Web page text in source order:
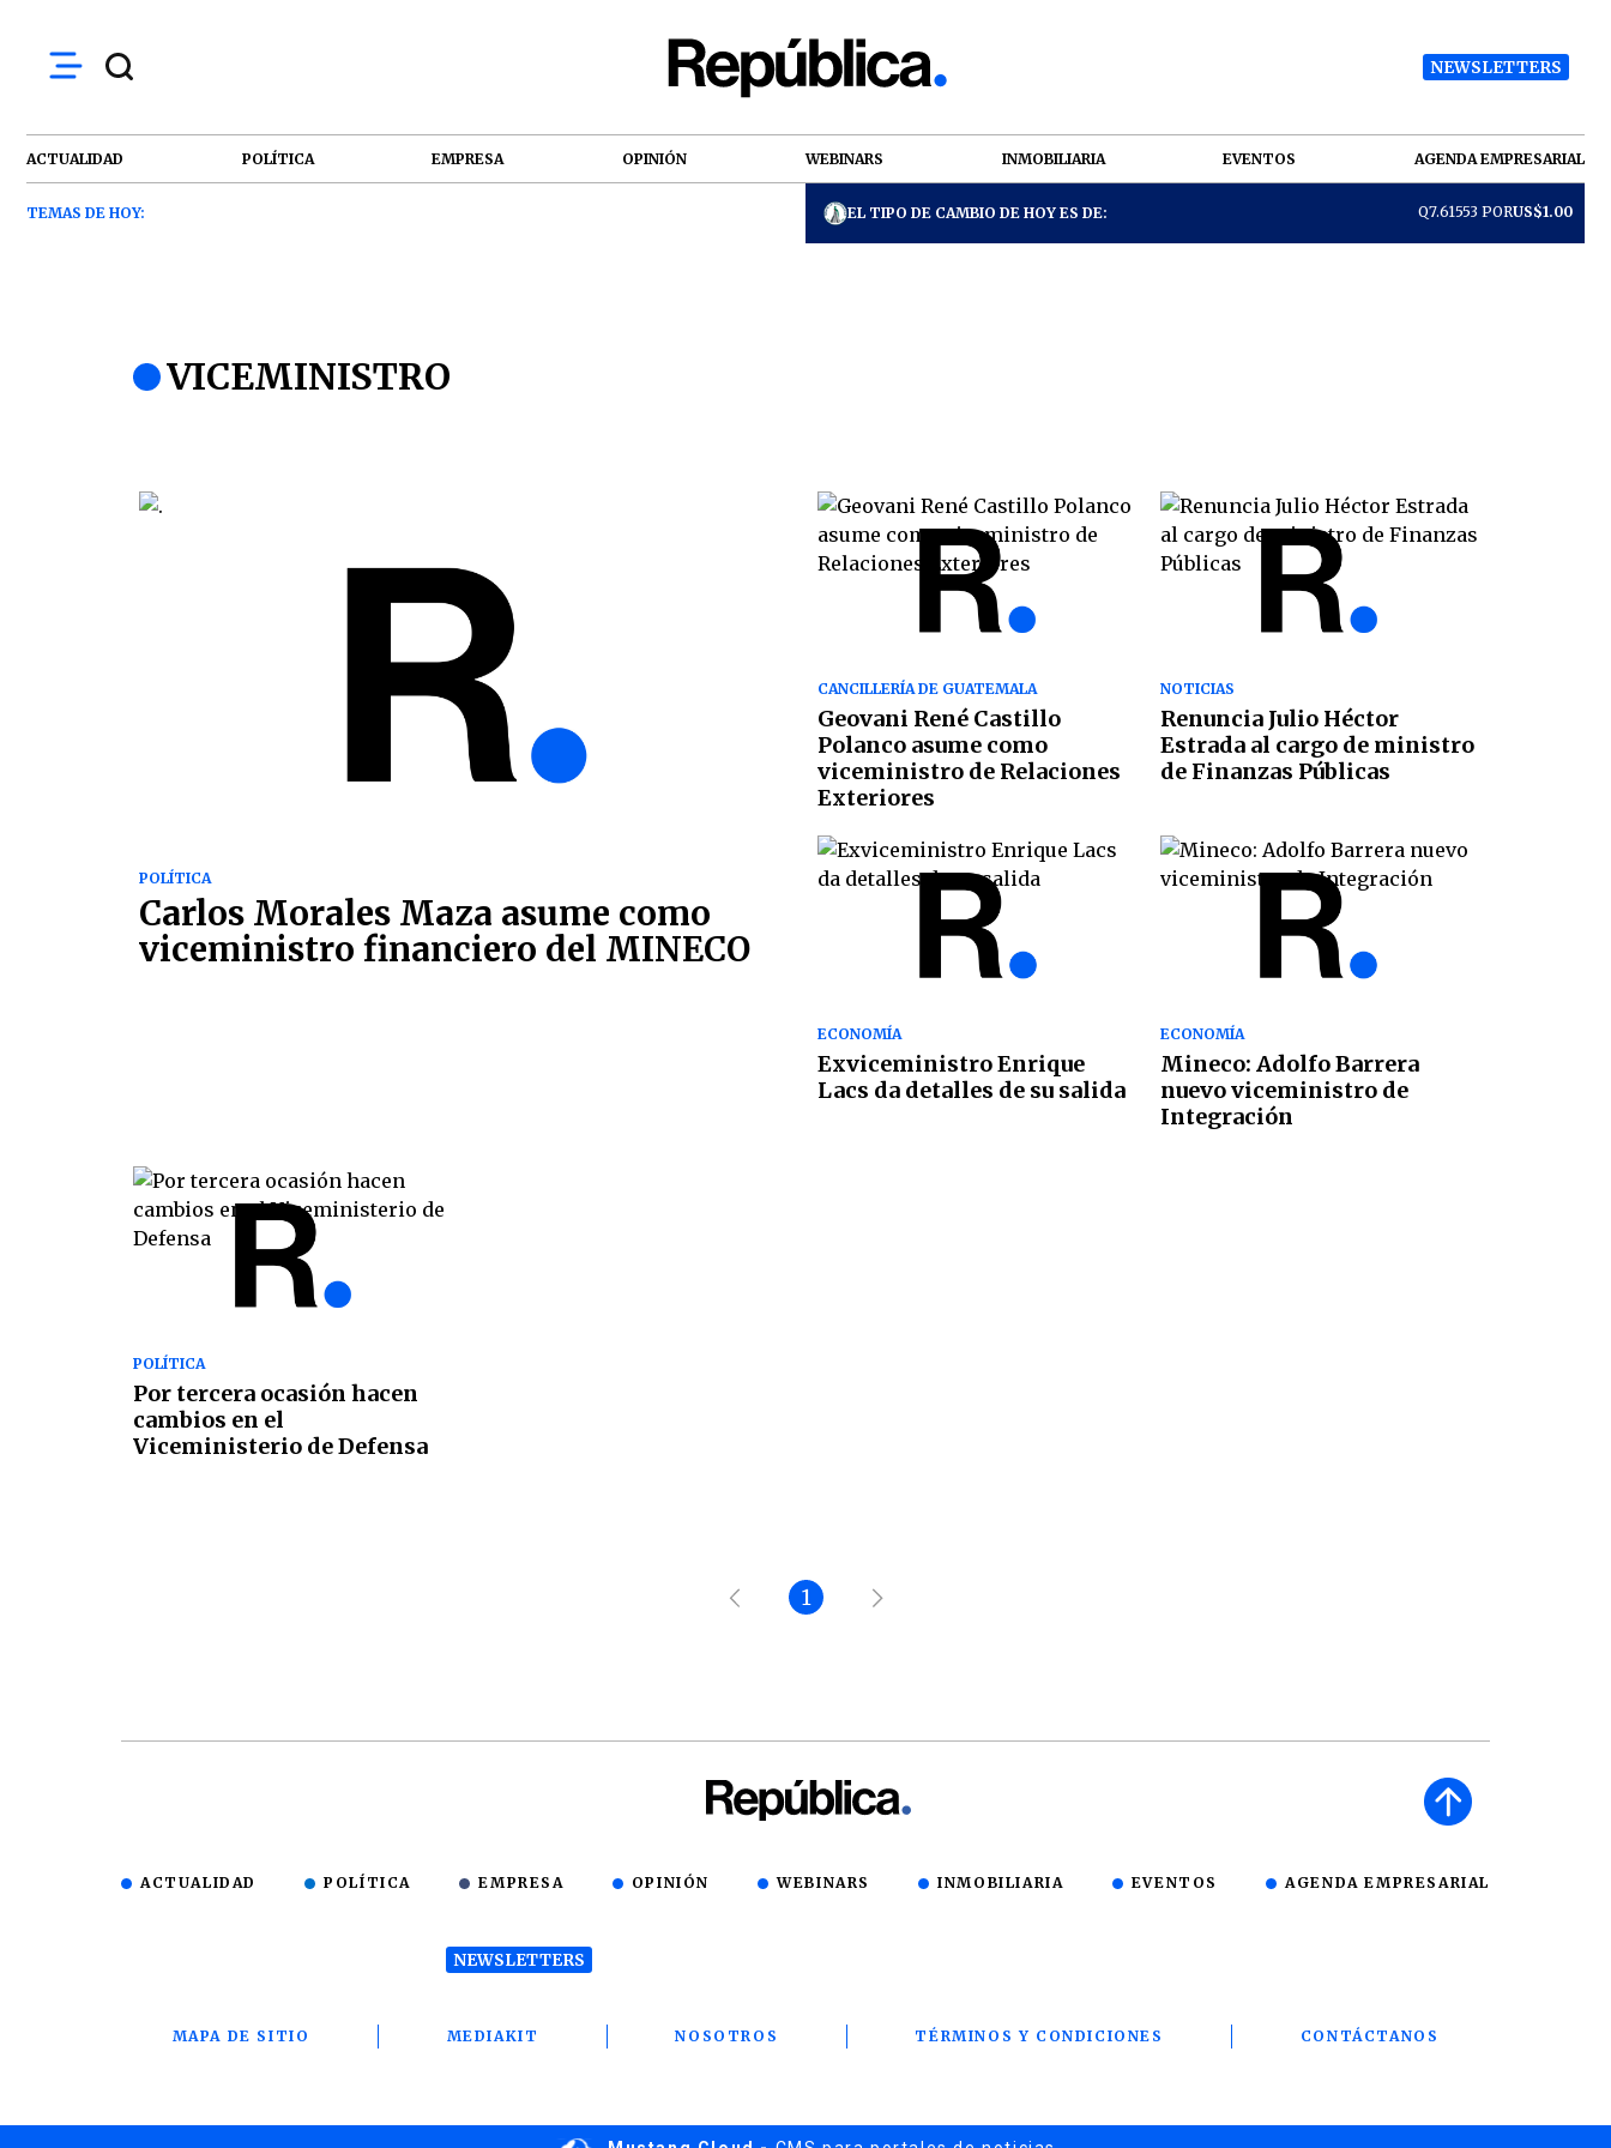
NEWSLETTERS
ACTUALIDAD POLÍTICA EMPRESA OPINIÓN WEBINARS INMOBILIARIA EVENTOS AGENDA EMPRESARIAL
TEMAS DE HOY: EL TIPO DE CAMBIO DE HOY ES DE: Q7.61553 PORUS$1.00
VICEMINISTRO
POLÍTICA
Carlos Morales Maza asume como
viceministro financiero del MINECO
CANCILLERÍA DE GUATEMALA
Geovani René Castillo
Polanco asume como
viceministro de Relaciones
Exteriores
NOTICIAS
Renuncia Julio Héctor
Estrada al cargo de ministro
de Finanzas Públicas
ECONOMÍA
Exviceministro Enrique
Lacs da detalles de su salida
ECONOMÍA
Mineco: Adolfo Barrera
nuevo viceministro de
Integración
POLÍTICA
Por tercera ocasión hacen
cambios en el
Viceministerio de Defensa
1
ACTUALIDAD POLÍTICA EMPRESA OPINIÓN WEBINARS INMOBILIARIA EVENTOS AGENDA EMPRESARIAL
NEWSLETTERS
MAPA DE SITIO MEDIAKIT NOSOTROS TÉRMINOS Y CONDICIONES CONTÁCTANOS